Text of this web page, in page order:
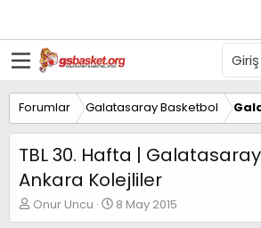
Forumlar Galatasaray Basketbol
TBL 30. Hafta |
Ankara Kolejliler
K
o
Onur Uncu
B
a
8 May 2015